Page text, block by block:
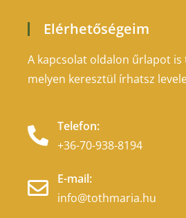
Elérhetőségeim
A kapcsolat oldalon űrlapot is
melyen keresztül írhatsz
Telefon:
+36-70-938-8194
E-mail:
info@tothmaria.hu